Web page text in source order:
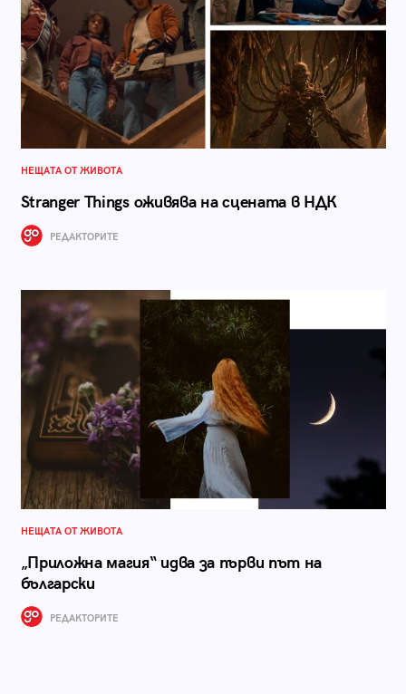
НЕЩАТА ОТ ЖИВОТА
Stranger Things оживява на сцената в НДК
РЕДАКТОРИТЕ
НЕЩАТА ОТ ЖИВОТА
„Приложна магия“ идва за първи път на
български
РЕДАКТОРИТЕ